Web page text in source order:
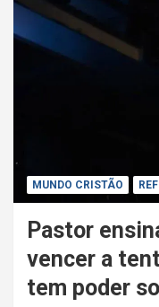
MUNDO CRISTÃO
Pastor
vencer a
tem poder